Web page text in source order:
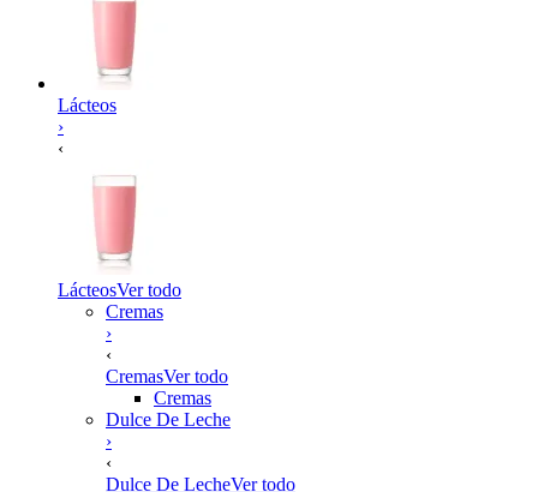
Lácteos
›
‹
LácteosVer todo
Cremas
›
‹
CremasVer todo
Cremas
Dulce De Leche
›
‹
Dulce De LecheVer todo